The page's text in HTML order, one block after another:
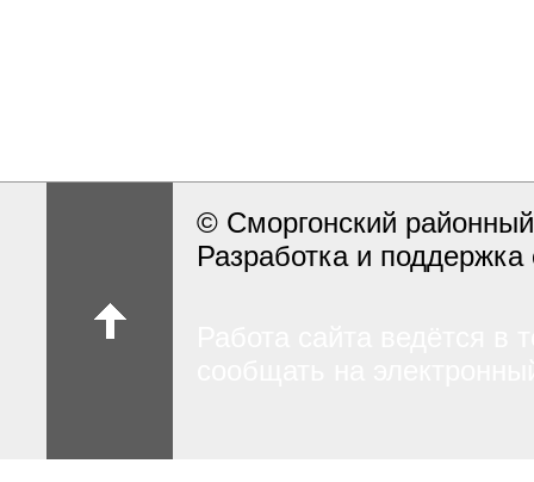
© Сморгонский
Разработка и поддержка